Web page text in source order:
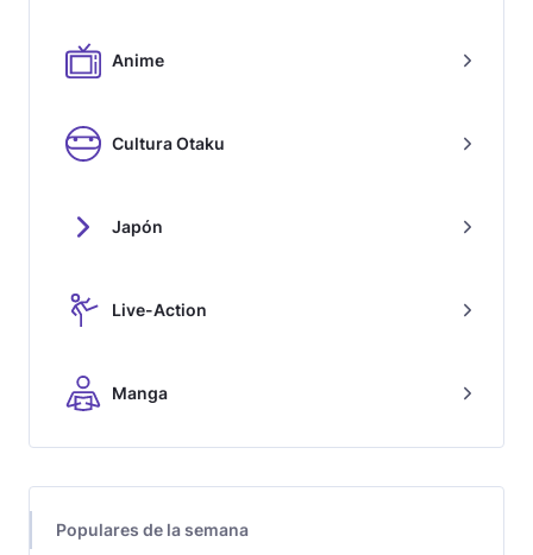
Anime
Cultura Otaku
Japón
Live-Action
Manga
Populares de la semana